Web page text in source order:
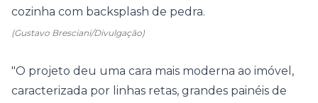
(Gustavo Bresciani/Divulgação)
"O projeto deu uma cara mais moderna ao imóvel,
caracterizada por linhas retas, grandes painéis de